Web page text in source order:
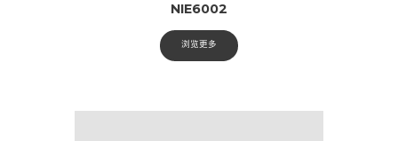
NIE6002
浏览更多